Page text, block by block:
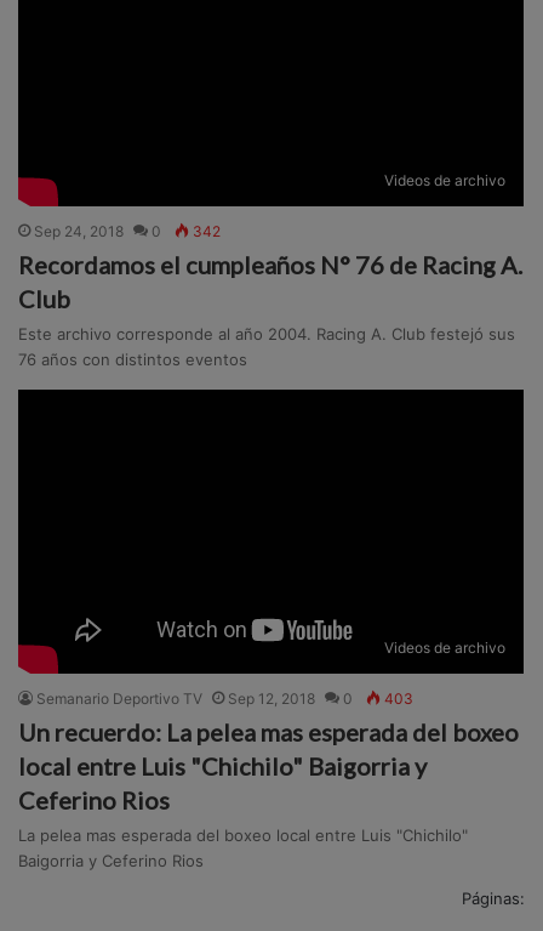
Videos de archivo
Sep 24, 2018 0 342
Recordamos el cumpleaños N° 76 de Racing A.
Club
Este archivo corresponde al año 2004. Racing A. Club festejó sus
76 años con distintos eventos
Videos de archivo
Semanario Deportivo TV Sep 12, 2018 0 403
Un recuerdo: La pelea mas esperada del boxeo
local entre Luis "Chichilo" Baigorria y
Ceferino Rios
La pelea mas esperada del boxeo local entre Luis "Chichilo"
Baigorria y Ceferino Rios
Páginas: